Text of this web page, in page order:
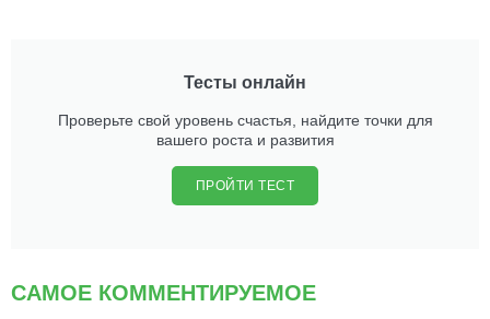
Тесты онлайн
Проверьте свой уровень счастья, найдите точки для
вашего роста и развития
ПРОЙТИ ТЕСТ
САМОЕ КОММЕНТИРУЕМОЕ